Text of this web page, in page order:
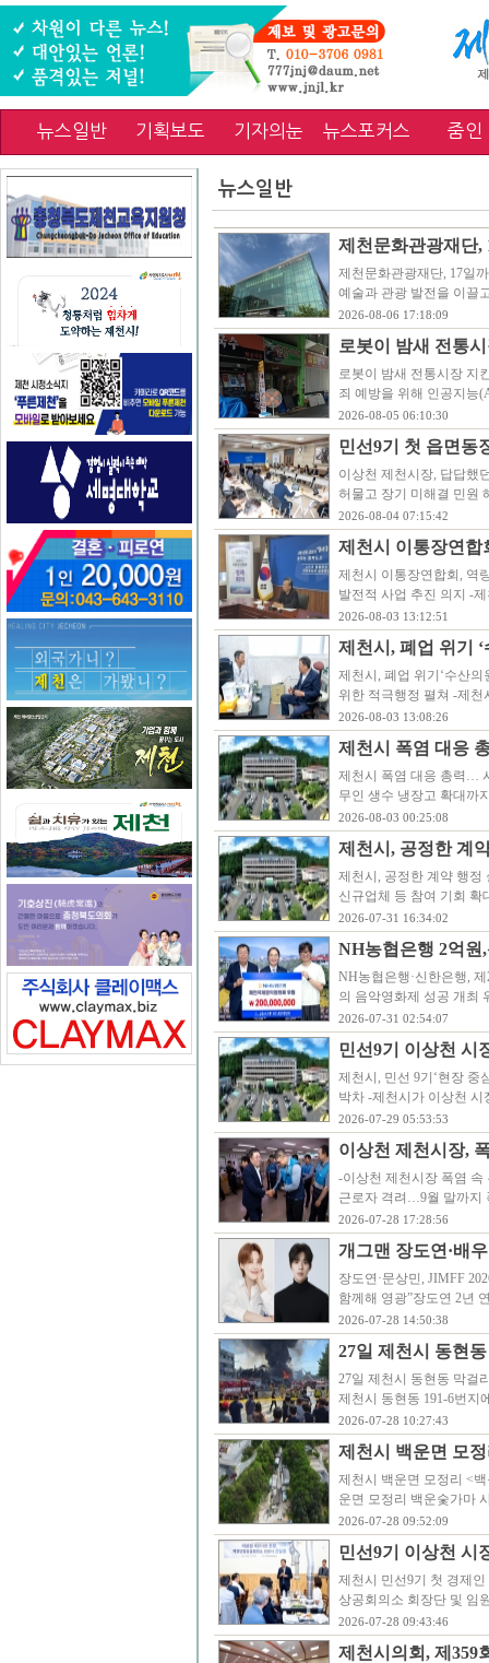
뉴스일반 기획보도 기자의눈 뉴스포커스 줌인
뉴스일반
제천문화관광재단,
제천문화관광재단, 17일
예술과 관광 발전을 이끌
2026-08-06 17:18:09
로봇이 밤새 전통
로봇이 밤새 전통시장 지
죄 예방을 위해 인공지능
2026-08-05 06:10:30
민선9기 첫 읍면동
이상천 제천시장, 답답했
허물고 장기 미해결 민원
2026-08-04 07:15:42
제천시 이통장연합
제천시 이통장연합회, 역
발전적 사업 추진 의지 -
2026-08-03 13:12:51
제천시, 폐업 위기
제천시, 폐업 위기‘수산
위한 적극행정 펼쳐 -제
2026-08-03 13:08:26
제천시 폭염 대응
제천시 폭염 대응 총력…
무인 생수 냉장고 확대까
2026-08-03 00:25:08
제천시, 공정한 계
제천시, 공정한 계약 행정
신규업체 등 참여 기회
2026-07-31 16:34:02
NH농협은행 2억
NH농협은행·신한은행,
의 음악영화제 성공 개최
2026-07-31 02:54:07
민선9기 이상천 시
제천시, 민선 9기‘현장 중
박차 -제천시가 이상천
2026-07-29 05:53:53
이상천 제천시장,
-이상천 제천시장 폭염
근로자 격려…9월 말까지
2026-07-28 17:28:56
개그맨 장도연·배
장도연·문상민, JIMFF
함께해 영광”장도연 2년
2026-07-28 14:50:38
27일 제천시 동현
27일 제천시 동현동 막걸
제천시 동현동 191-6번
2026-07-28 10:27:43
제천시 백운면 모
제천시 백운면 모정리 <
운면 모정리 백운숯가마
2026-07-28 09:52:09
민선9기 이상천
제천시 민선9기 첫 경제
상공회의소 회장단 및 임
2026-07-28 09:43:46
제천시의회, 제359